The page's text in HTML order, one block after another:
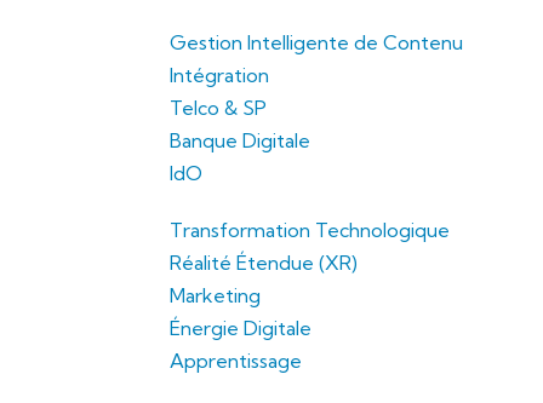
Gestion Intelligente de Contenu
Intégration
Telco & SP
Banque Digitale
IdO
Transformation Technologique
Réalité Étendue (XR)
Marketing
Énergie Digitale
Apprentissage